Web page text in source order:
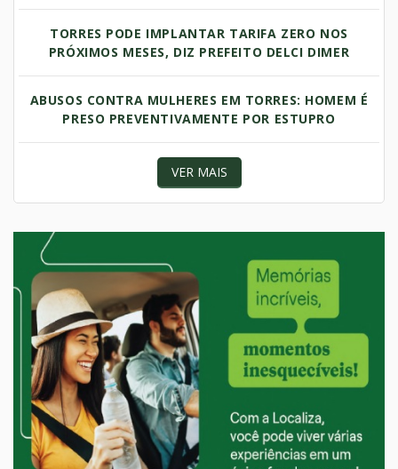
TORRES PODE IMPLANTAR TARIFA ZERO NOS
PRÓXIMOS MESES, DIZ PREFEITO DELCI DIMER
ABUSOS CONTRA MULHERES EM TORRES: HOMEM É
PRESO PREVENTIVAMENTE POR ESTUPRO
VER MAIS